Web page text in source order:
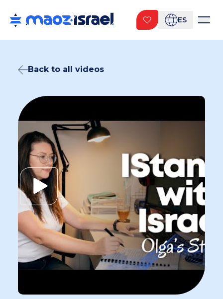
ES
Back to all videos